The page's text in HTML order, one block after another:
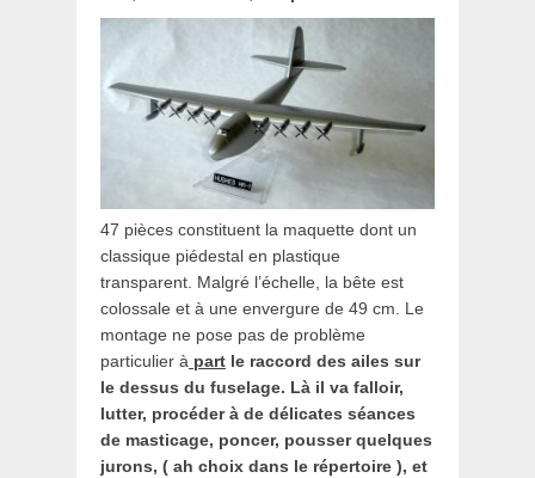
47 pièces constituent la maquette dont un
classique piédestal en plastique
transparent. Malgré l’échelle, la bête est
colossale et à une envergure de 49 cm. Le
montage ne pose pas de problème
particulier à part le raccord des ailes sur
le dessus du fuselage. Là il va falloir,
lutter, procéder à de délicates séances
de masticage, poncer, pousser quelques
jurons, ( ah choix dans le répertoire ), et